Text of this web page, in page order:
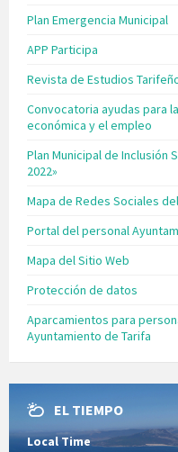
Plan Emergencia Municipal
APP Participa
Revista de Estudios
Convocatoria ayudas para
económica y el empleo
Plan Municipal de Inclusión
2022»
Mapa de Redes Sociales
Portal del personal
Mapa del Sitio Web
Protección de datos
Aparcamientos para
Ayuntamiento de Tarifa
EL TIEMPO
Local Time